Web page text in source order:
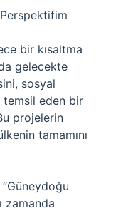
Perspektifim
bir kısaltma
gelecekte
sosyal
temsil eden bir
projelerin
tamamını
“Güneydoğu
zamanda